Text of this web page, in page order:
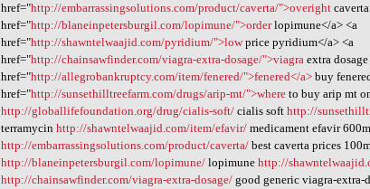
href="http://embarrassingsolutions.com/product/caverta/">overight
href="http://blaneinpetersburgil.com/lopimune/">orderlopimune</a> <a
href="http://shawntelwaajid.com/pyridium/">lowprice pyridium</a> <a
href="http://chainsawfinder.com/viagra-extra-dosage/">viagra extra
href="http://allegrobankruptcy.com/item/fenered/">fenered</a> buy
href="http://sunsethilltreefarm.com/drugs/arip-mt/">where to buy arip mt
http://globallifefoundation.org/drug/cialis-soft/ cialis softhttp://
terramycinhttp://shawntelwaajid.com/item/efavir/ medicament efavir
http://embarrassingsolutions.com/product/caverta/ best caverta prices
http://blaneinpetersburgil.com/lopimune/ lopimunehttp://
http://chainsawfinder.com/viagra-extra-dosage/ good generic viagra-extra-